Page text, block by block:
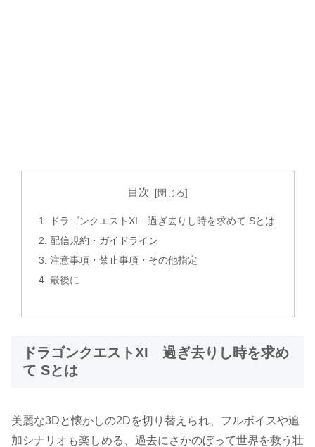
目次
ドラゴンクエストXI 過ぎ去りし時を求めて Sとは
配信規約・ガイドライン
注意事項・禁止事項・その他指定
最後に
ドラゴンクエストXI 過ぎ去りし時を求め
て Sとは
美麗な3Dと懐かしの2Dを切り替えられ、フルボイスや追
加シナリオも楽しめる、過去にさかのぼって世界を救う壮